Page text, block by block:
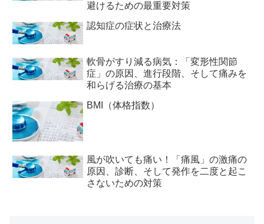
避けるための最重要対策
認知症の症状と治療法
軟骨がすり減る病気：「変形性関節
症」の原因、進行段階、そして痛みを
和らげる治療の基本
BMI（体格指数）
風が吹いても痛い！「痛風」の激痛の
原因、診断、そして発作を二度と起こ
さないための対策